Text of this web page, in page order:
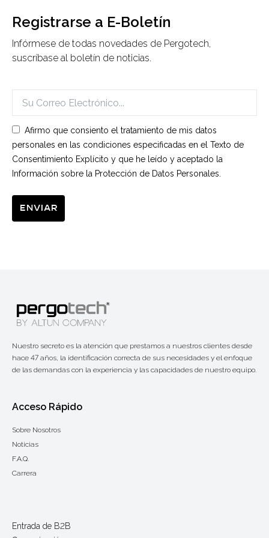
Registrarse a E-Boletín
Infórmese de todas novedades de Pergotech,
suscríbase al boletín de noticias.
Afirmo que consiento el tratamiento de mis datos
personales en las condiciones especificadas en el Texto de
Consentimiento Explícito y que he leído y aceptado la
Información sobre la Protección de Datos Personales.
Enviar
Nuestro secreto es la atención que prestamos a nuestros clientes desde
hace 47 años, la identificación correcta de sus necesidades y el enfoque
de las demandas con la experiencia y las capacidades de nuestro equipo.
Acceso Rápido
Sobre Nosotros
Noticias
F.A.Q.
Carrera
Entrada de B2B